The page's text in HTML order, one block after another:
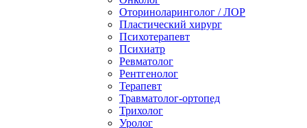
Оториноларинголог / ЛОР
Пластический хирург
Психотерапевт
Психиатр
Ревматолог
Рентгенолог
Терапевт
Травматолог-ортопед
Трихолог
Уролог